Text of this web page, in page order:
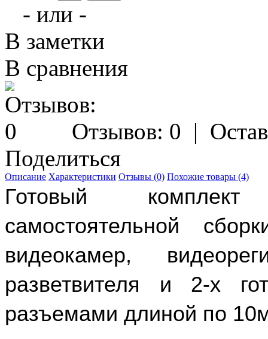
- или -
В заметки
В сравнения
Отзывов: 0 |
Поделиться
Описание Характеристики Отзывы (0) Похожие товары (4)
Готовый комплект
самостоятельной
видеокамер,
разветвителя и 2-х
разъемами длиной по